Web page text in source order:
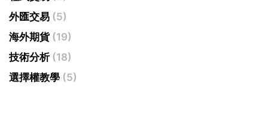
外匯交易 (5)
海外期貨(19)
技術分析(18)
選擇權教學 (5)